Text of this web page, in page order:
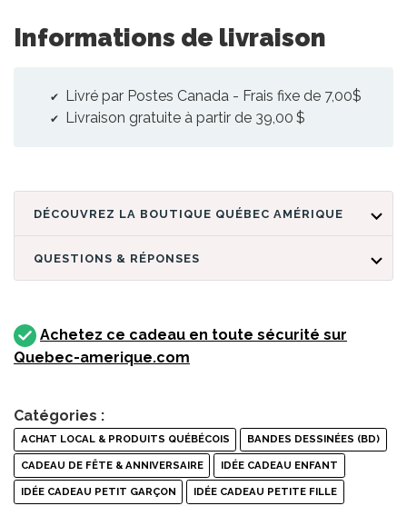
Informations de livraison
Livré par Postes Canada - Frais fixe de 7,00$
Livraison gratuite à partir de 39,00 $
DÉCOUVREZ LA BOUTIQUE QUÉBEC AMÉRIQUE
QUESTIONS & RÉPONSES
Achetez ce cadeau en toute sécurité sur
Quebec-amerique.com
Catégories :
ACHAT LOCAL & PRODUITS QUÉBÉCOIS BANDES DESSINÉES (BD)
CADEAU DE FÊTE & ANNIVERSAIRE IDÉE CADEAU ENFANT
IDÉE CADEAU PETIT GARÇON IDÉE CADEAU PETITE FILLE